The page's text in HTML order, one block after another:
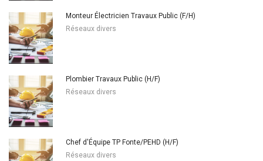
Monteur Électricien Travaux Public (F/H)
Réseaux divers
Plombier Travaux Public (H/F)
Réseaux divers
Chef d'Équipe TP Fonte/PEHD (H/F)
Réseaux divers